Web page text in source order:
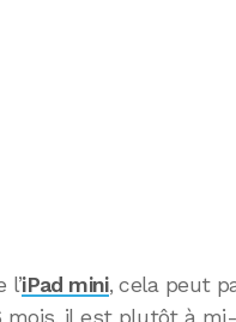
l’iPad mini, cela peut
mois, il est plutôt à